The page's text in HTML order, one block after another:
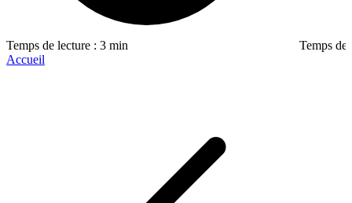
Temps de lecture : 3 min
Temps de
Accueil